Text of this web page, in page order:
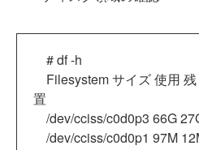
# df -h
Filesystem サイズ 使用
置
/dev/cciss/c0d0p3 66G
/dev/cciss/c0d0p1 97M